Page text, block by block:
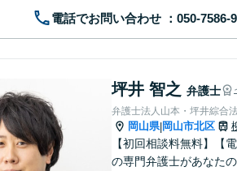
電話でお問い合わせ
坪井 智之 弁護士
弁護士法人山本・坪井綜合
岡山県|岡山市北区
【初回相談料無料】【
の専門弁護士があなた